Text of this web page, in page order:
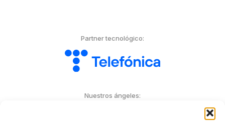
Partner tecnológico:
Nuestros ángeles: